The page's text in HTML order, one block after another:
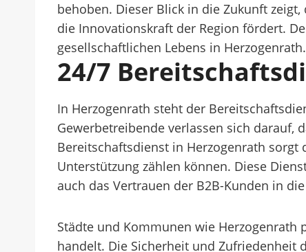
behoben. Dieser Blick in die Zukunft
die Innovationskraft der Region fördert.
gesellschaftlichen Lebens in Herzogenrath.
24/7
In Herzogenrath steht der
Gewerbetreibende verlassen sich darauf,
Bereitschaftsdienst in Herzogenrath
Unterstützung zählen können. Diese
auch das Vertrauen der B2B-Kunden in
Städte und Kommunen wie
handelt. Die Sicherheit und Zufriedenheit